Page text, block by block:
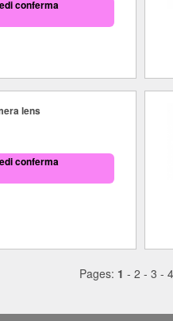
conferma
lens
conferma
Pages: 1 - 2 - 3 - 4